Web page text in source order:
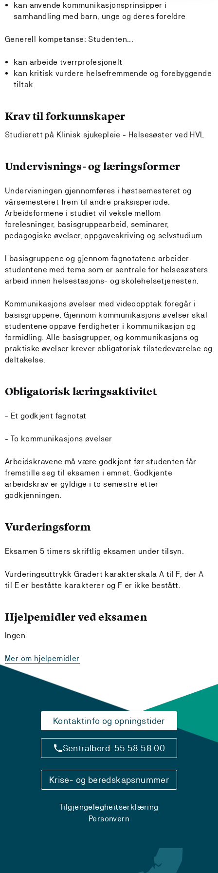
kan anvende kommunikasjonsprinsipper i
samhandling med barn, unge og deres foreldre
Generell kompetanse: Studenten...
kan arbeide tverrprofesjonelt
kan kritisk vurdere helsefremmende og forebyggende
tiltak
Krav til forkunnskaper
Studierett på Klinisk sjukepleie - Helsesøster ved HVL
Undervisnings- og læringsformer
Undervisningen gjennomføres i høstsemesteret og
vårsemesteret frem til andre praksisperiode.
Arbeidsformene i studiet vil veksle mellom
forelesninger, basisgruppearbeid, seminarer,
pedagogiske øvelser, oppgaveskriving og selvstudium.
I basisgruppene og gjennom fagnotatene arbeider
studentene med tema som er sentrale for helsesøsters
arbeid innen helsestasjons- og skolehelsetjenesten.
Kommunikasjons øvelser med videoopptak foregår i
basisgruppene. Gjennom kommunikasjons øvelser skal
studentene oppøve ferdigheter i kommunikasjon og
formidling. Alle basisgrupper, og kommunikasjons og
praktiske øvelser krever obligatorisk tilstedeværelse og
deltakelse.
Obligatorisk læringsaktivitet
- Et godkjent fagnotat
- To kommunikasjons øvelser
Arbeidskravene må være godkjent før studenten får
fremstille seg til eksamen i emnet. Godkjente
arbeidskrav er gyldige i to semestre etter
godkjenningen.
Vurderingsform
Eksamen 5 timers skriftlig eksamen under tilsyn.
Vurderingsuttrykk Gradert karakterskala A til F, der A
til E er beståtte karakterer og F er ikke bestått.
Hjelpemidler ved eksamen
Ingen
Mer om hjelpemidler
Kontaktinfo og opningstider
Sentralbord: 55 58 58 00
Krise- og beredskapsnummer
Tilgjengelegheitserklæring
Personvern